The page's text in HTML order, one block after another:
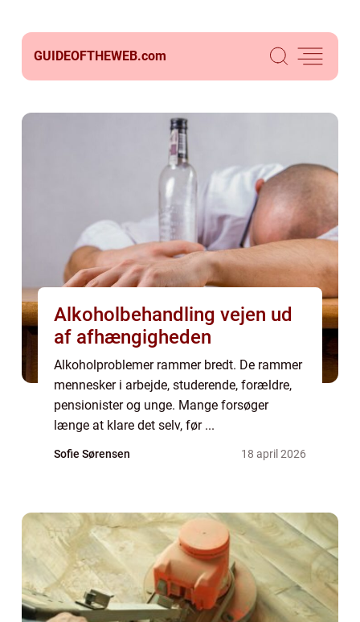
GUIDEOFTHEWEB.com
Alkoholbehandling vejen ud
af afhængigheden
Alkoholproblemer rammer bredt. De rammer
mennesker i arbejde, studerende, forældre,
pensionister og unge. Mange forsøger
længe at klare det selv, før ...
Sofie Sørensen 18 april 2026